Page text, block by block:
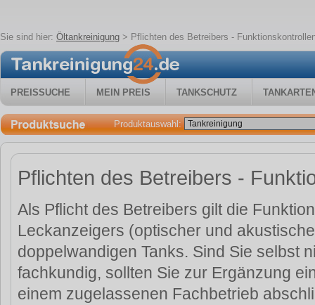
Sie sind hier: Öltankreinigung > Pflichten des Betreibers -
PREISSUCHE MEIN PREIS TANKSCHUTZ
Produktauswahl:
Pflichten des Betreibers -
Als Pflicht des Betreibers gilt die
Leckanzeigers (optischer und
doppelwandigen Tanks. Sind Sie selbst
fachkundig, sollten Sie zur Ergänzung
einem zugelassenen Fachbetrieb